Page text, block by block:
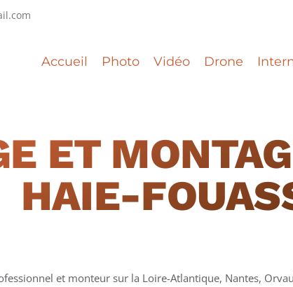
Accueil Photo Vidéo Drone
ET
HAIE-
et monteur sur la Loire-Atlantique, Nantes,